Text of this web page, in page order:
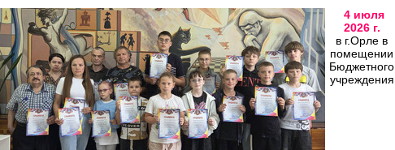
4 июля
2026 г.
в г.Орле в
помещении
Бюджетного
учреждения